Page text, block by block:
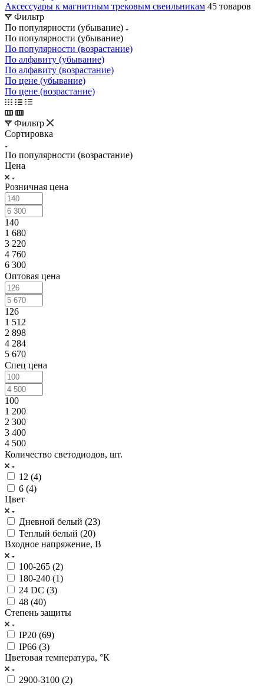
Аксессуары к магнитным трековым свеильникам 45 товаров
Фильтр
По популярности (убывание)
По популярности (убывание)
По популярности (возрастание)
По алфавиту (убывание)
По алфавиту (возрастание)
По цене (убывание)
По цене (возрастание)
Фильтр
Сортировка
По популярности (возрастание)
Цена
Розничная цена
140
1 680
3 220
4 760
6 300
Оптовая цена
126
1 512
2 898
4 284
5 670
Спец цена
100
1 200
2 300
3 400
4 500
Количество светодиодов, шт.
12 (4)
6 (4)
Цвет
Дневной белый (23)
Теплый белый (20)
Входное напряжение, В
100-265 (2)
180-240 (1)
24 DC (3)
48 (40)
Степень защиты
IP20 (69)
IP66 (3)
Цветовая температура, °К
2900-3100 (2)